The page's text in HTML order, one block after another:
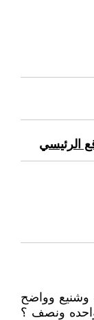
الرئيسي
وواضح
واحده ونصف ؟